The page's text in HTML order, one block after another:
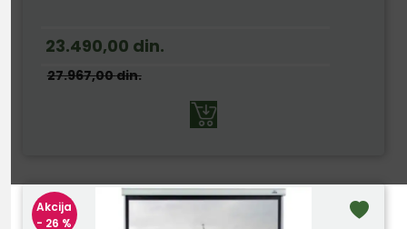
23.490,00 din.
27.967,00din.
Akcija
- 26 %